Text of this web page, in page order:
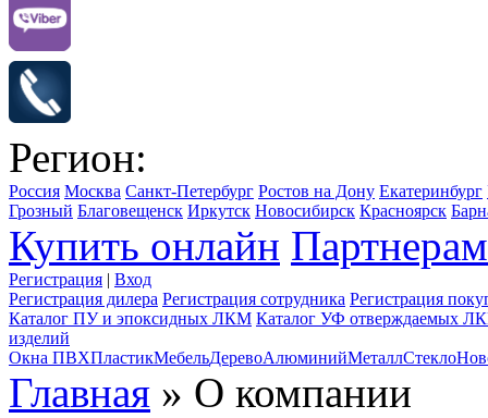
Регион:
Россия Москва Санкт-Петербург Ростов на Дону Екатеринбург
Грозный Благовещенск Иркутск Новосибирск Красноярск
Купить онлайн Партнерам
Регистрация | Вход
Регистрация дилера Регистрация сотрудника Регистрация
Каталог ПУ и эпоксидных ЛКМ Каталог УФ отверждаемых
изделий
Окна ПВХПластикМебельДеревоАлюминийМеталлСтекло
Главная » О компании